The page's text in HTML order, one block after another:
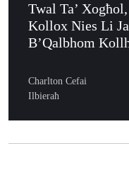
Twal Ta’
Kollox Nies Li
B’Qalbhom
Charlton Cefai
Ilbieraħ